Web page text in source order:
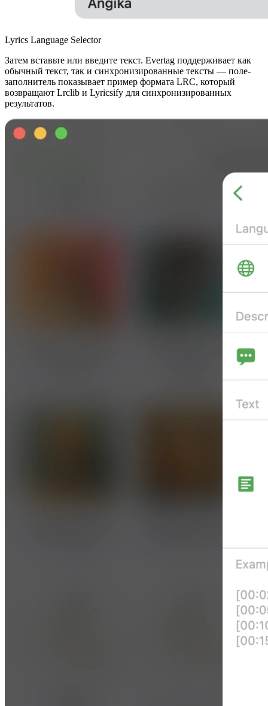
Lyrics Language Selector
Затем вставьте или введите текст. Evertag поддерживает как
обычный текст, так и синхронизированные тексты — поле-
заполнитель показывает пример формата LRC, который
возвращают Lrclib и Lyricsify для синхронизированных
результатов.